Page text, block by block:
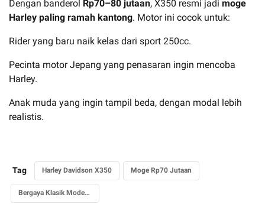
Dengan banderol Rp70–80 jutaan, X350 resmi jadi moge
Harley paling ramah kantong. Motor ini cocok untuk:
Rider yang baru naik kelas dari sport 250cc.
Pecinta motor Jepang yang penasaran ingin mencoba
Harley.
Anak muda yang ingin tampil beda, dengan modal lebih
realistis.
Tag Harley Davidson X350 Moge Rp70 Jutaan
Bergaya Klasik Modern yang Ramah Pemula